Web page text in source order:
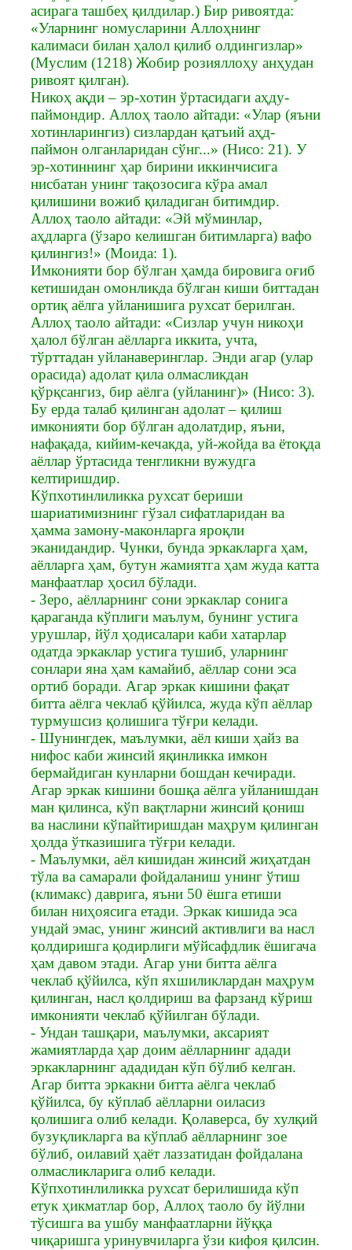
асирага ташбеҳ қилдилар.) Бир ривоятда:
«Уларнинг номусларини Аллоҳнинг
калимаси билан ҳалол қилиб олдингизлар»
(Муслим (1218) Жобир розияллоҳу анҳудан
ривоят қилган).
Никоҳ ақди – эр-хотин ўртасидаги аҳду-
паймондир. Аллоҳ таоло айтади: «Улар (яъни
хотинларингиз) сизлардан қатъий аҳд-
паймон олганларидан сўнг...» (Нисо: 21). У
эр-хотиннинг ҳар бирини иккинчисига
нисбатан унинг тақозосига кўра амал
қилишини вожиб қиладиган битимдир.
Аллоҳ таоло айтади: «Эй мўминлар,
аҳдларга (ўзаро келишган битимларга) вафо
қилингиз!» (Моида: 1).
Имконияти бор бўлган ҳамда бировига оғиб
кетишидан омонликда бўлган киши биттадан
ортиқ аёлга уйланишига рухсат берилган.
Аллоҳ таоло айтади: «Сизлар учун никоҳи
ҳалол бўлган аёлларга иккита, учта,
тўрттадан уйланаверинглар. Энди агар (улар
орасида) адолат қила олмасликдан
қўрқсангиз, бир аёлга (уйланинг)» (Нисо: 3).
Бу ерда талаб қилинган адолат – қилиш
имконияти бор бўлган адолатдир, яъни,
нафақада, кийим-кечакда, уй-жойда ва ётоқда
аёллар ўртасида тенгликни вужудга
келтиришдир.
Кўпхотинлиликка рухсат бериши
шариатимизнинг гўзал сифатларидан ва
ҳамма замону-маконларга яроқли
эканидандир. Чунки, бунда эркакларга ҳам,
аёлларга ҳам, бутун жамиятга ҳам жуда катта
манфаатлар ҳосил бўлади.
- Зеро, аёлларнинг сони эркаклар сонига
қараганда кўплиги маълум, бунинг устига
урушлар, йўл ҳодисалари каби хатарлар
одатда эркаклар устига тушиб, уларнинг
сонлари яна ҳам камайиб, аёллар сони эса
ортиб боради. Агар эркак кишини фақат
битта аёлга чеклаб қўйилса, жуда кўп аёллар
турмушсиз қолишига тўғри келади.
- Шунингдек, маълумки, аёл киши ҳайз ва
нифос каби жинсий яқинликка имкон
бермайдиган кунларни бошдан кечиради.
Агар эркак кишини бошқа аёлга уйланишдан
ман қилинса, кўп вақтларни жинсий қониш
ва наслини кўпайтиришдан маҳрум қилинган
ҳолда ўтказишига тўғри келади.
- Маълумки, аёл кишидан жинсий жиҳатдан
тўла ва самарали фойдаланиш унинг ўтиш
(климакс) даврига, яъни 50 ёшга етиши
билан ниҳоясига етади. Эркак кишида эса
ундай эмас, унинг жинсий активлиги ва насл
қолдиришга қодирлиги мўйсафдлик ёшигача
ҳам давом этади. Агар уни битта аёлга
чеклаб қўйилса, кўп яхшиликлардан маҳрум
қилинган, насл қолдириш ва фарзанд кўриш
имконияти чеклаб қўйилган бўлади.
- Ундан ташқари, маълумки, аксарият
жамиятларда ҳар доим аёлларнинг адади
эркакларнинг ададидан кўп бўлиб келган.
Агар битта эркакни битта аёлга чеклаб
қўйилса, бу кўплаб аёлларни оиласиз
қолишига олиб келади. Қолаверса, бу хулқий
бузуқликларга ва кўплаб аёлларнинг зое
бўлиб, оилавий ҳаёт лаззатидан фойдалана
олмасликларига олиб келади.
Кўпхотинлиликка рухсат берилишида кўп
етук ҳикматлар бор, Аллоҳ таоло бу йўлни
тўсишга ва ушбу манфаатларни йўққа
чиқаришга уринувчиларга ўзи кифоя қилсин.